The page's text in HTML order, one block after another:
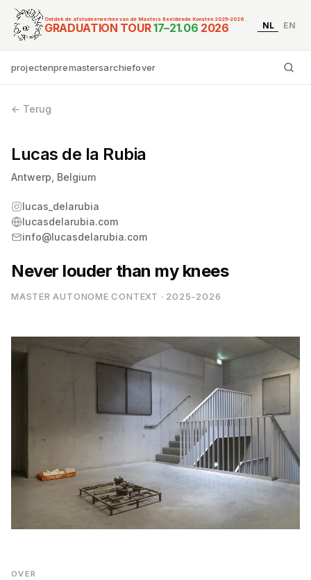
Graduation Tour
Ontdek de afstudeerwerken van de Masters Beeldende Kunsten 2025–2026.
GRADUATION TOUR17–21.06 2026 NL EN
projectenpremastersarchiefover
← Terug
Never louder than my knees
MASTER AUTONOME CONTEXT · 2025-2026
Lucas de la Rubia
Antwerp, Belgium
lucas_delarubia
lucasdelarubia.com
info@lucasdelarubia.com
OVER